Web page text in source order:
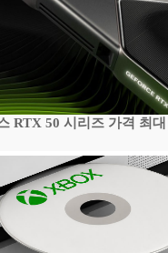
RTX 50 시리즈 가격 최